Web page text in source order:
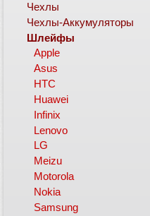
Чехлы
Чехлы-Аккумуляторы
Шлейфы
Apple
Asus
HTC
Huawei
Infinix
Lenovo
LG
Meizu
Motorola
Nokia
Samsung